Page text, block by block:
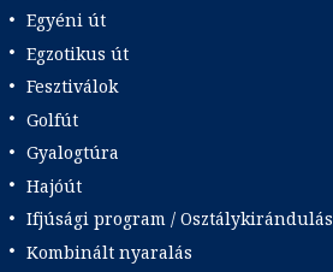
Egyéni út
Egzotikus út
Fesztiválok
Golfút
Gyalogtúra
Hajóút
Ifjúsági program / Osztálykirándulás
Kombinált nyaralás